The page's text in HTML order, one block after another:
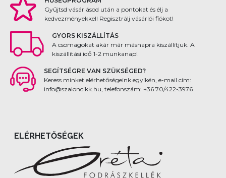
Gyűjtsd vásárlásod után a pontokat és élj a
kedvezményekkel! Regisztrálj vásárlói fiókot!
GYORS KISZÁLLÍTÁS
A csomagokat akár már másnapra kiszállítjuk. A
kiszállítási idő 1-2 munkanap!
SEGÍTSÉGRE VAN SZÜKSÉGED?
Keress minket elérhetőségeink egyikén, e-mail cím:
info@szaloncikk.hu, telefonszám: +36 70/422-3976
ELÉRHETŐSÉGEK